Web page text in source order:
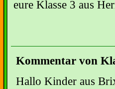
eure Klasse 3 aus
Kommentar von
Hallo Kinder aus